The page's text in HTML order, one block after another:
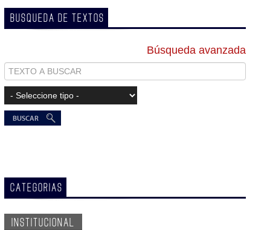
BUSQUEDA DE TEXTOS
Búsqueda avanzada
CATEGORIAS
INSTITUCIONAL